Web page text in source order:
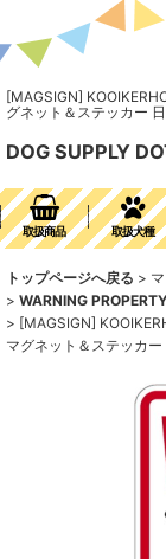
[MAGSIGN]
グネット＆ステッカー
DOG SUPPLY
取扱商品 取扱犬種
トップページへ戻る >
> WARNING
> [MAGSIGN]
マグネット＆ステッカ